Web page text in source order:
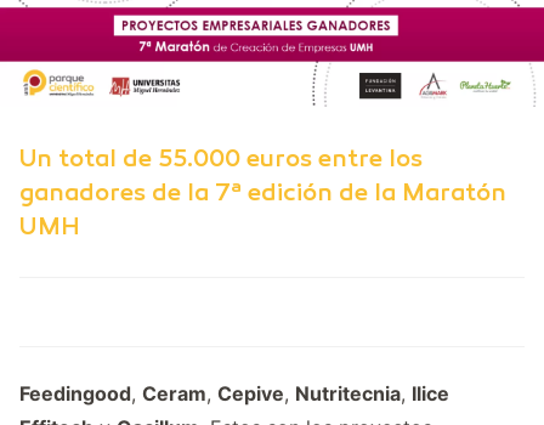
Un total de 55.000 euros entre los
ganadores de la 7ª edición de la Maratón
UMH
Feedingood, Ceram, Cepive, Nutritecnia, Ilice